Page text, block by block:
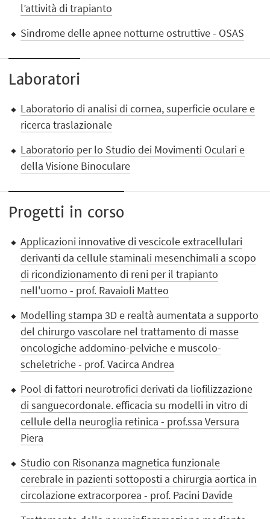
l’attività di trapianto
Sindrome delle apnee notturne ostruttive - OSAS
Laboratori
Laboratorio di analisi di cornea, superficie oculare e
ricerca traslazionale
Laboratorio per lo Studio dei Movimenti Oculari e
della Visione Binoculare
Progetti in corso
Applicazioni innovative di vescicole extracellulari
derivanti da cellule staminali mesenchimali a scopo
di ricondizionamento di reni per il trapianto
nell'uomo - prof. Ravaioli Matteo
Modelling stampa 3D e realtà aumentata a supporto
del chirurgo vascolare nel trattamento di masse
oncologiche addomino-pelviche e muscolo-
scheletriche - prof. Vacirca Andrea
Pool di fattori neurotrofici derivati da liofilizzazione
di sanguecordonale. efficacia su modelli in vitro di
cellule della neuroglia retinica - prof.ssa Versura
Piera
Studio con Risonanza magnetica funzionale
cerebrale in pazienti sottoposti a chirurgia aortica in
circolazione extracorporea - prof. Pacini Davide